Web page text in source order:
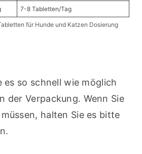
7-8 Tabletten/Tag
für Hunde und Katzen Dosierung
es so schnell wie möglich
der Verpackung. Wenn Sie
halten Sie es bitte